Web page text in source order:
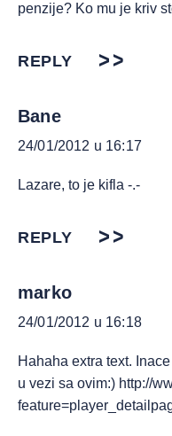
penzije? Ko mu je kriv
REPLY
Bane
24/01/2012 u 16:17
Lazare, to je kifla -.-
REPLY
marko
24/01/2012 u 16:18
Hahaha extra text.
u vezi sa ovim:) http://